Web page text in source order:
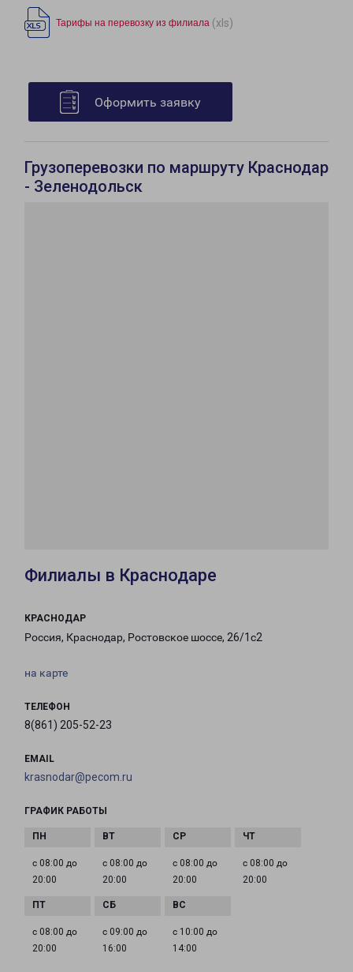
Тарифы на перевозку из филиала (xls)
Оформить заявку
Грузоперевозки по маршруту Краснодар
- Зеленодольск
Филиалы в Краснодаре
КРАСНОДАР
Россия, Краснодар, Ростовское шоссе, 26/1с2
на карте
ТЕЛЕФОН
8(861) 205-52-23
EMAIL
krasnodar@pecom.ru
ГРАФИК РАБОТЫ
с 08:00 до
20:00
с 08:00 до
20:00
с 08:00 до
20:00
с 08:00 до
20:00
с 08:00 до
20:00
с 09:00 до
16:00
с 10:00 до
14:00